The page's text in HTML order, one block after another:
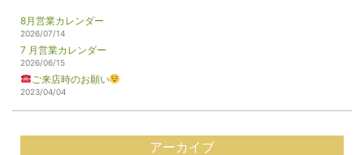
8月営業カレンダー
2026/07/14
7 月営業カレンダー
2026/06/15
ご来店時のお願い
2023/04/04
アーカイブ